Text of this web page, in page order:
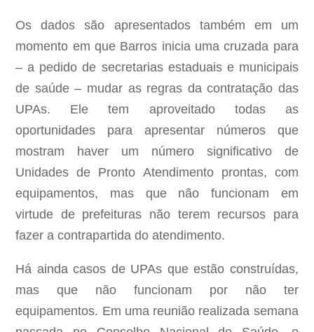
Os dados são apresentados também em um
momento em que Barros inicia uma cruzada para
– a pedido de secretarias estaduais e municipais
de saúde – mudar as regras da contratação das
UPAs. Ele tem aproveitado todas as
oportunidades para apresentar números que
mostram haver um número significativo de
Unidades de Pronto Atendimento prontas, com
equipamentos, mas que não funcionam em
virtude de prefeituras não terem recursos para
fazer a contrapartida do atendimento.
Há ainda casos de UPAs que estão construídas,
mas que não funcionam por não ter
equipamentos. Em uma reunião realizada semana